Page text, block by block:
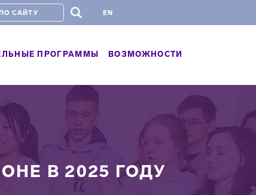
# EN
ПРОГРАММЫ ВОЗМОЖНОСТИ
В 2025 ГОДУ